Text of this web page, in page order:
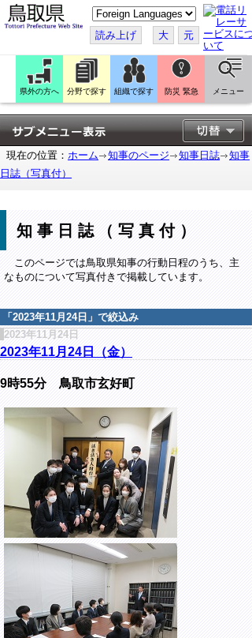
こ
の
ペ
ー
ジ
翻
訳
す
る
読み上げ 大 元
県外の方へ 分野で探す 組織で探す 防災 緊急 メニュー
現在の位置： ホーム 知事のページ 知事日誌
知事
日誌（写真付）
知事日誌（写真付）
このページでは鳥取県知事の行動日程のうち、主
なものについて写真付きで掲載しています。
「 2023年11月24日 」で絞込み
2023年11月24日
2023年11月24日（金）
9時55分 鳥取市玄好町